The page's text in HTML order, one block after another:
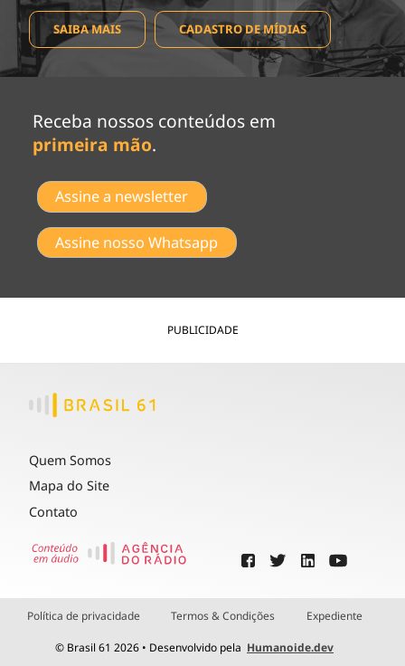
SAIBA MAIS CADASTRO DE MÍDIAS
Receba nossos conteúdos em
primeira mão.
Assine a newsletter
Assine nosso Whatsapp
PUBLICIDADE
Quem Somos
Mapa do Site
Contato
Política de privacidade Termos & Condições Expediente
© Brasil 61 2026 • Desenvolvido pela Humanoide.dev